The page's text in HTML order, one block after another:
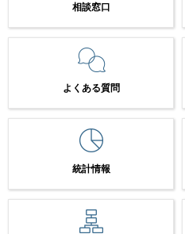
相談窓口
よくある質問
統計情報